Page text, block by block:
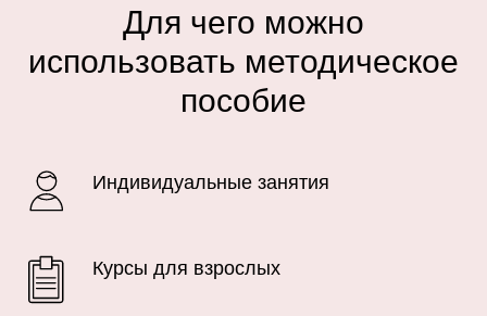
Для чего можно
использовать методическое
пособие
Индивидуальные занятия
Курсы для взрослых